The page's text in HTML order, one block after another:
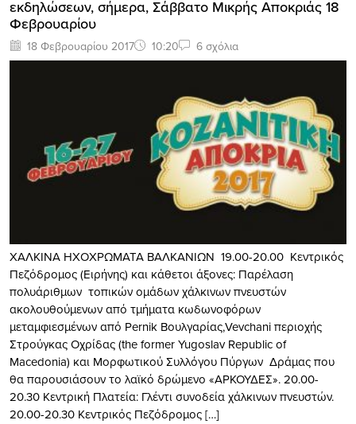
εκδηλώσεων, σήμερα, Σάββατο Μικρής Αποκριάς 18
Φεβρουαρίου
18 Φεβρουαρίου 2017 10:20 6 σχόλια
ΧΑΛΚΙΝΑ ΗΧΟΧΡΩΜΑΤΑ ΒΑΛΚΑΝΙΩΝ 19.00-20.00 Κεντρικός
Πεζόδρομος (Ειρήνης) και κάθετοι άξονες: Παρέλαση
πολυάριθμων τοπικών ομάδων χάλκινων πνευστών
ακολουθούμενων από τμήματα κωδωνοφόρων
μεταμφιεσμένων από Pernik Βουλγαρίας,Vevchani περιοχής
Στρούγκας Οχρίδας (the former Yugoslav Republic of
Macedonia) και Μορφωτικού Συλλόγου Πύργων Δράμας που
θα παρουσιάσουν το λαϊκό δρώμενο «ΑΡΚΟΥΔΕΣ». 20.00-
20.30 Κεντρική Πλατεία: Γλέντι συνοδεία χάλκινων πνευστών.
20.00-20.30 Κεντρικός Πεζόδρομος […]